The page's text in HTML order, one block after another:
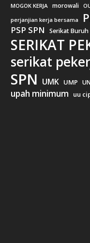
MOGOK KERJA morowali
perjanjian kerja bersama
PSP SPN Serikat Buruh
SERIKAT
serikat
SPN UMK UMP
upah minimum uu